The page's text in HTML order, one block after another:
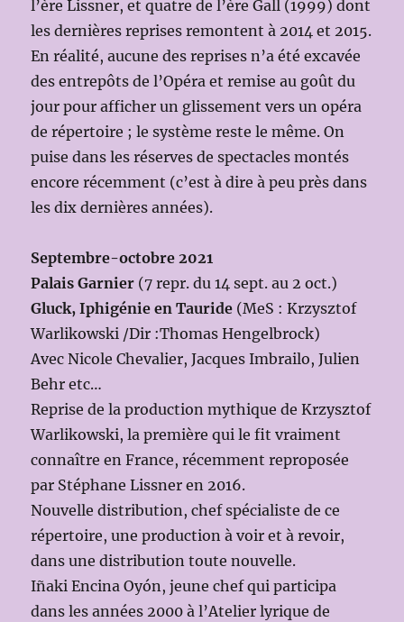
l’ère Lissner, et quatre de l’ère Gall (1999) dont
les dernières reprises remontent à 2014 et 2015.
En réalité, aucune des reprises n’a été excavée
des entrepôts de l’Opéra et remise au goût du
jour pour afficher un glissement vers un opéra
de répertoire ; le système reste le même. On
puise dans les réserves de spectacles montés
encore récemment (c’est à dire à peu près dans
les dix dernières années).
Septembre-octobre 2021
Palais Garnier (7 repr. du 14 sept. au 2 oct.)
Gluck, Iphigénie en Tauride (MeS : Krzysztof
Warlikowski /Dir :Thomas Hengelbrock)
Avec Nicole Chevalier, Jacques Imbrailo, Julien
Behr etc…
Reprise de la production mythique de Krzysztof
Warlikowski, la première qui le fit vraiment
connaître en France, récemment reproposée
par Stéphane Lissner en 2016.
Nouvelle distribution, chef spécialiste de ce
répertoire, une production à voir et à revoir,
dans une distribution toute nouvelle.
Iñaki Encina Oyón, jeune chef qui participa
dans les années 2000 à l’Atelier lyrique de